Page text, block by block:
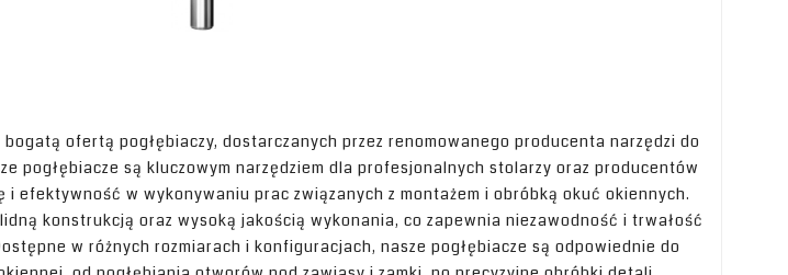
bogatą ofertą pogłębiaczy, dostarczanych przez renomowanego producenta narzędzi do
pogłębiacze są kluczowym narzędziem dla profesjonalnych stolarzy oraz producentów
i efektywność w wykonywaniu prac związanych z montażem i obróbką okuć okiennych.
konstrukcją oraz wysoką jakością wykonania, co zapewnia niezawodność i trwałość
w różnych rozmiarach i konfiguracjach, nasze pogłębiacze są odpowiednie do